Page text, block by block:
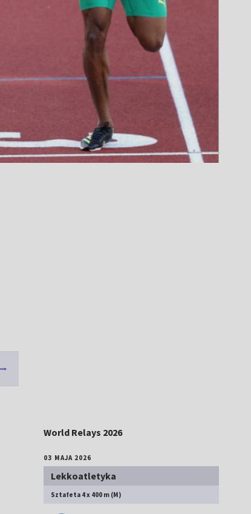
World Relays 2026
03 MAJA 2026
Lekkoatletyka
Sztafeta 4 x 400 m (M)